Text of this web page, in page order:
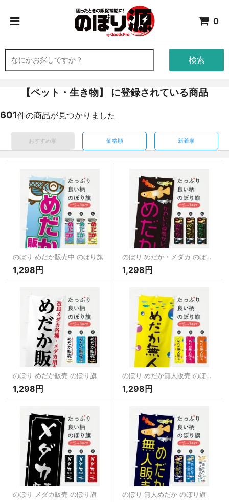
0
検索
【ペット・生き物】 に登録されている商品
601件の商品が見つかりました
おすすめ順 価格順 新着順
のぼり めだか販売中 のぼり旗
1,298円
のぼり めだか・メダカ のぼり旗
1,298円
のぼり めだか販売 のぼり旗
1,298円
のぼり めだか無人販売 のぼり旗
1,298円
のぼり メダカ販売 のぼり旗 のぼり 無人めだか のぼり旗